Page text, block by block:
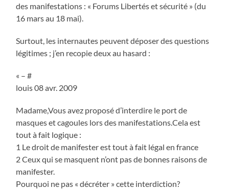
des manifestations : « Forums Libertés et sécurité » (du
16 mars au 18 mai).
Surtout, les internautes peuvent déposer des questions
légitimes ; j’en recopie deux au hasard :
« – #
louis 08 avr. 2009
Madame,Vous avez proposé d’interdire le port de
masques et cagoules lors des manifestations.Cela est
tout à fait logique :
1 Le droit de manifester est tout à fait légal en france
2 Ceux qui se masquent n’ont pas de bonnes raisons de
manifester.
Pourquoi ne pas « décréter » cette interdiction?